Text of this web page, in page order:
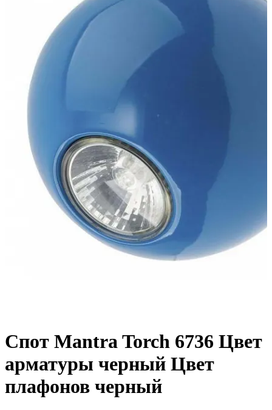
Спот Mantra Torch 6736 Цвет
арматуры черный Цвет
плафонов черный